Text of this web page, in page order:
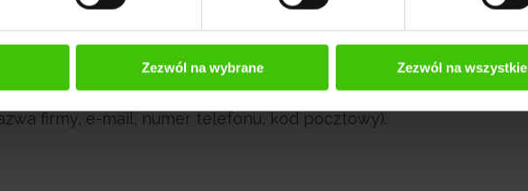
Zezwól na wybrane Zezwól na wszystkie
formularze!Nowe rozszerzenie ma na celu przyciągnięcie
dostęp tylko po wypełnieniu formularza głównego.
do swoich potrzeb -dodać tytuł, opis, wskazać o
firmy, e-mail, numer telefonu, kod pocztowy).